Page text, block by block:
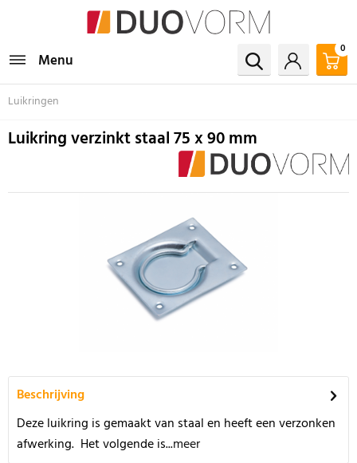
Menu
0
Luikringen
Luikring verzinkt staal 75 x 90 mm
Beschrijving
Deze luikring is gemaakt van staal en heeft een verzonken
afwerking. Het volgende is...meer